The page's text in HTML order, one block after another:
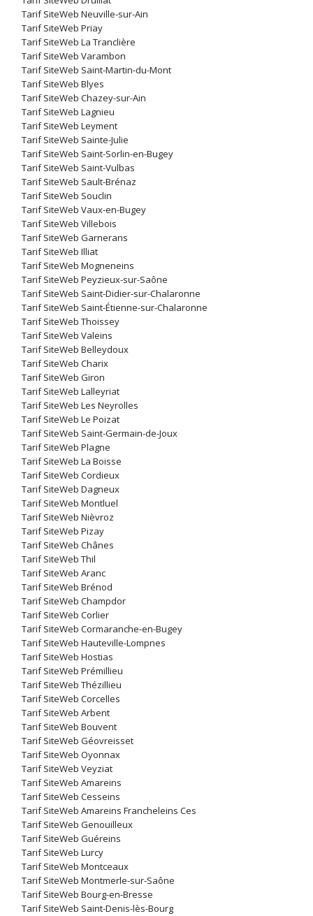
Tarif SiteWeb Neuville-sur-Ain
Tarif SiteWeb Priay
Tarif SiteWeb La Tranclière
Tarif SiteWeb Varambon
Tarif SiteWeb Saint-Martin-du-Mont
Tarif SiteWeb Blyes
Tarif SiteWeb Chazey-sur-Ain
Tarif SiteWeb Lagnieu
Tarif SiteWeb Leyment
Tarif SiteWeb Sainte-Julie
Tarif SiteWeb Saint-Sorlin-en-Bugey
Tarif SiteWeb Saint-Vulbas
Tarif SiteWeb Sault-Brénaz
Tarif SiteWeb Souclin
Tarif SiteWeb Vaux-en-Bugey
Tarif SiteWeb Villebois
Tarif SiteWeb Garnerans
Tarif SiteWeb Illiat
Tarif SiteWeb Mogneneins
Tarif SiteWeb Peyzieux-sur-Saône
Tarif SiteWeb Saint-Didier-sur-Chalaronne
Tarif SiteWeb Saint-Étienne-sur-Chalaronne
Tarif SiteWeb Thoissey
Tarif SiteWeb Valeins
Tarif SiteWeb Belleydoux
Tarif SiteWeb Charix
Tarif SiteWeb Giron
Tarif SiteWeb Lalleyriat
Tarif SiteWeb Les Neyrolles
Tarif SiteWeb Le Poizat
Tarif SiteWeb Saint-Germain-de-Joux
Tarif SiteWeb Plagne
Tarif SiteWeb La Boisse
Tarif SiteWeb Cordieux
Tarif SiteWeb Dagneux
Tarif SiteWeb Montluel
Tarif SiteWeb Nièvroz
Tarif SiteWeb Pizay
Tarif SiteWeb Chânes
Tarif SiteWeb Thil
Tarif SiteWeb Aranc
Tarif SiteWeb Brénod
Tarif SiteWeb Champdor
Tarif SiteWeb Corlier
Tarif SiteWeb Cormaranche-en-Bugey
Tarif SiteWeb Hauteville-Lompnes
Tarif SiteWeb Hostias
Tarif SiteWeb Prémillieu
Tarif SiteWeb Thézillieu
Tarif SiteWeb Corcelles
Tarif SiteWeb Arbent
Tarif SiteWeb Bouvent
Tarif SiteWeb Géovreisset
Tarif SiteWeb Oyonnax
Tarif SiteWeb Veyziat
Tarif SiteWeb Amareins
Tarif SiteWeb Cesseins
Tarif SiteWeb Amareins Francheleins Ces
Tarif SiteWeb Genouilleux
Tarif SiteWeb Guéreins
Tarif SiteWeb Lurcy
Tarif SiteWeb Montceaux
Tarif SiteWeb Montmerle-sur-Saône
Tarif SiteWeb Bourg-en-Bresse
Tarif SiteWeb Saint-Denis-lès-Bourg